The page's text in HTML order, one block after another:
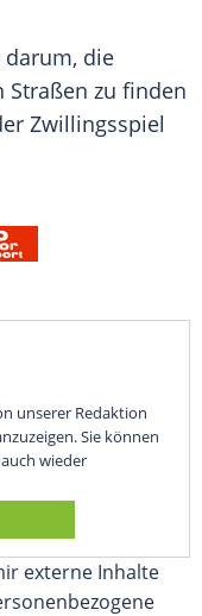
darum, die
zu finden
Zwillingsspiel
unserer Redaktion
Sie können
wieder
externe Inhalte